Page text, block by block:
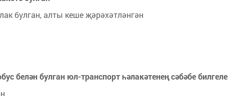
булган, алты кеше җәрәхәтләнгән
белән булган юл-транспорт һәлакәтенең сәбәбе билгеле